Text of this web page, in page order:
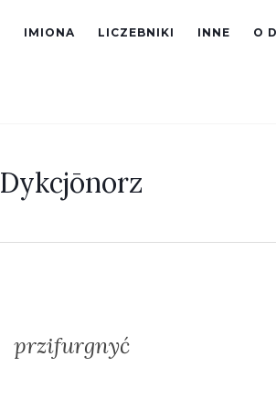
IMIONA LICZEBNIKI INNE O
Dykcjōnorz
przifurgnyć